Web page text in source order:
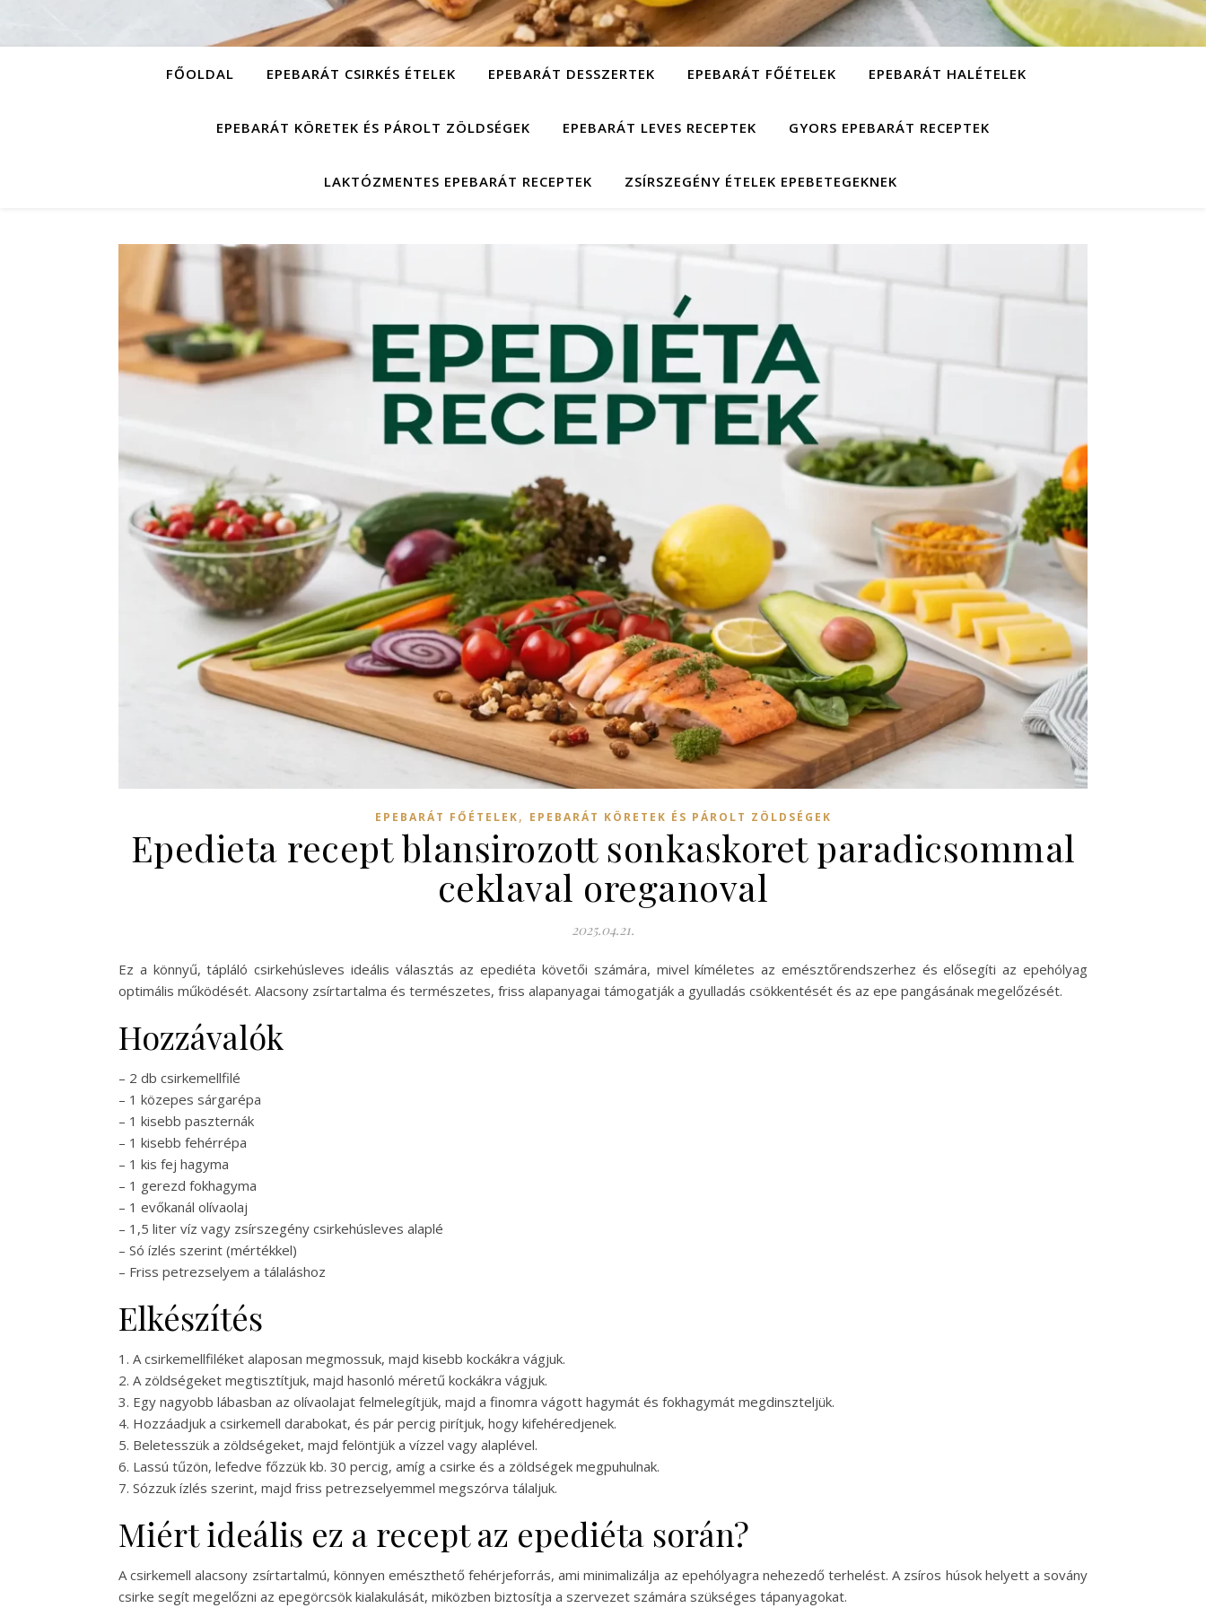
FŐOLDAL EPEBARÁT CSIRKÉS ÉTELEK EPEBARÁT DESSZERTEK EPEBARÁT FŐÉTELEK EPEBARÁT HALÉTELEK
EPEBARÁT KÖRETEK ÉS PÁROLT ZÖLDSÉGEK EPEBARÁT LEVES RECEPTEK GYORS EPEBARÁT RECEPTEK
LAKTÓZMENTES EPEBARÁT RECEPTEK ZSÍRSZEGÉNY ÉTELEK EPEBETEGEKNEK
EPEBARÁT FŐÉTELEK, EPEBARÁT KÖRETEK ÉS PÁROLT ZÖLDSÉGEK
Epedieta recept blansirozott sonkaskoret paradicsommal
ceklaval oreganoval
2025.04.21.
Ez a könnyű, tápláló csirkehúsleves ideális választás az epediéta követői számára, mivel kíméletes az emésztőrendszerhez és elősegíti az epehólyag
optimális működését. Alacsony zsírtartalma és természetes, friss alapanyagai támogatják a gyulladás csökkentését és az epe pangásának megelőzését.
Hozzávalók
– 2 db csirkemellfilé
– 1 közepes sárgarépa
– 1 kisebb paszternák
– 1 kisebb fehérrépa
– 1 kis fej hagyma
– 1 gerezd fokhagyma
– 1 evőkanál olívaolaj
– 1,5 liter víz vagy zsírszegény csirkehúsleves alaplé
– Só ízlés szerint (mértékkel)
– Friss petrezselyem a tálaláshoz
Elkészítés
1. A csirkemellfiléket alaposan megmossuk, majd kisebb kockákra vágjuk.
2. A zöldségeket megtisztítjuk, majd hasonló méretű kockákra vágjuk.
3. Egy nagyobb lábasban az olívaolajat felmelegítjük, majd a finomra vágott hagymát és fokhagymát megdinszteljük.
4. Hozzáadjuk a csirkemell darabokat, és pár percig pirítjuk, hogy kifehéredjenek.
5. Beletesszük a zöldségeket, majd felöntjük a vízzel vagy alaplével.
6. Lassú tűzön, lefedve főzzük kb. 30 percig, amíg a csirke és a zöldségek megpuhulnak.
7. Sózzuk ízlés szerint, majd friss petrezselyemmel megszórva tálaljuk.
Miért ideális ez a recept az epediéta során?
A csirkemell alacsony zsírtartalmú, könnyen emészthető fehérjeforrás, ami minimalizálja az epehólyagra nehezedő terhelést. A zsíros húsok helyett a sovány
csirke segít megelőzni az epegörcsök kialakulását, miközben biztosítja a szervezet számára szükséges tápanyagokat.